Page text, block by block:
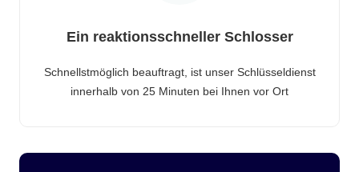
Ein reaktionsschneller Schlosser
Schnellstmöglich beauftragt, ist unser Schlüsseldienst
innerhalb von 25 Minuten bei Ihnen vor Ort